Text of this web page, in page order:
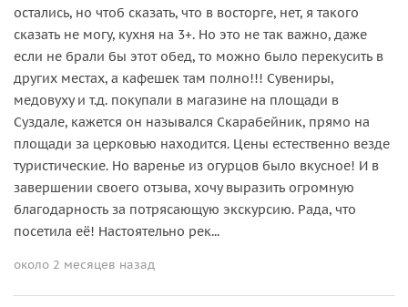
остались, но чтоб сказать, что в восторге, нет, я такого
сказать не могу, кухня на 3+. Но это не так важно, даже
если не брали бы этот обед, то можно было перекусить в
других местах, а кафешек там полно!!! Сувениры,
медовуху и т.д. покупали в магазине на площади в
Суздале, кажется он назывался Скарабейник, прямо на
площади за церковью находится. Цены естественно везде
туристические. Но варенье из огурцов было вкусное! И в
завершении своего отзыва, хочу выразить огромную
благодарность за потрясающую экскурсию. Рада, что
посетила её! Настоятельно рек...
около 2 месяцев назад